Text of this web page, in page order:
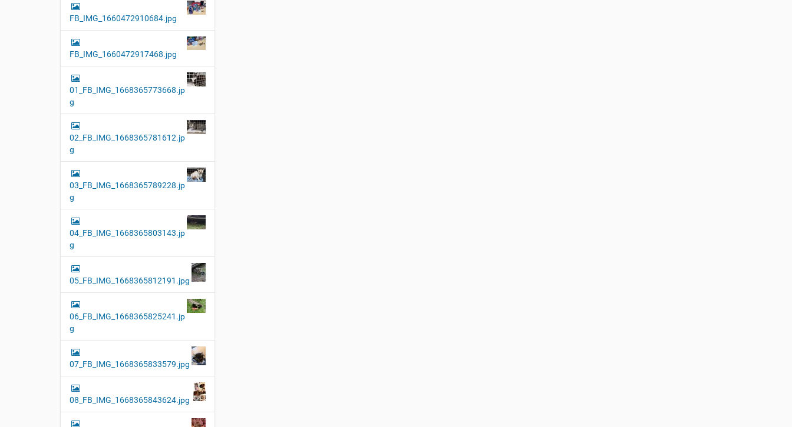
FB_IMG_1660472910684.jpg
FB_IMG_1660472917468.jpg
01_FB_IMG_1668365773668.jp
g
02_FB_IMG_1668365781612.jp
g
03_FB_IMG_1668365789228.jp
g
04_FB_IMG_1668365803143.jp
g
05_FB_IMG_1668365812191.jpg
06_FB_IMG_1668365825241.jp
g
07_FB_IMG_1668365833579.jpg
08_FB_IMG_1668365843624.jpg